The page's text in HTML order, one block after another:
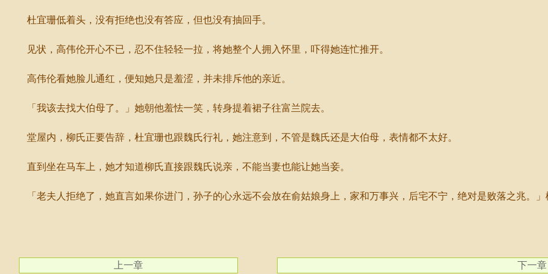
杜宜珊低着头，没有拒绝也没有答应，但也没有抽回手。
见状，高伟伦开心不已，忍不住轻轻一拉，将她整个人拥入怀里，吓得她连忙推开。
高伟伦看她脸儿通红，便知她只是羞涩，并未排斥他的亲近。
「我该去找大伯母了。」她朝他羞怯一笑，转身提着裙子往富兰院去。
堂屋内，柳氏正要告辞，杜宜珊也跟魏氏行礼，她注意到，不管是魏氏还是大伯母，表情都不太好。
直到坐在马车上，她才知道柳氏直接跟魏氏说亲，不能当妻也能让她当妾。
「老夫人拒绝了，她直言如果你进门，孙子的心永远不会放在俞姑娘身上，家和万事兴，后宅不宁，绝对是败落之兆。」
上一章 下一章